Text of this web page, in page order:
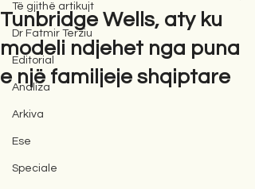
Të gjithë artikujt
Dr Fatmir Terziu
Editorial
Analiza
Arkiva
Ese
Speciale
Tunbridge Wells, aty ku
modeli ndjehet nga puna
e një familjeje shqiptare